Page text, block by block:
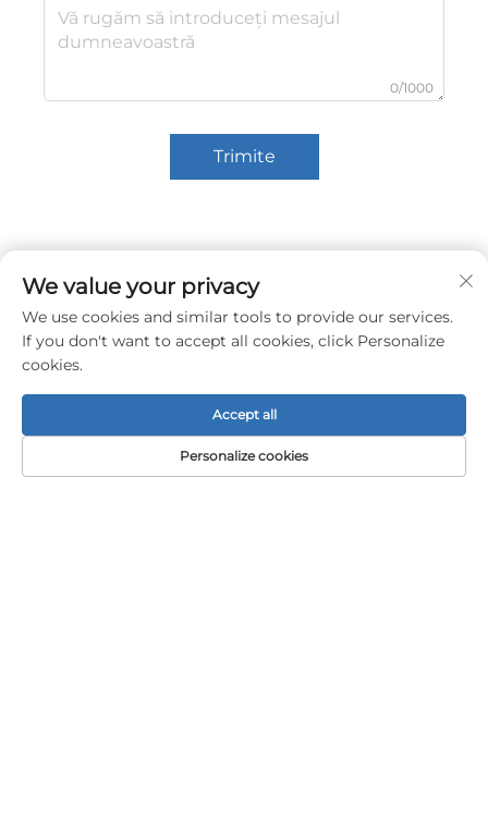
0/1000
Trimite
We value your privacy
We use cookies and similar tools to provide our services.
If you don't want to accept all cookies, click Personalize
cookies.
Personalize cookies
Accept all